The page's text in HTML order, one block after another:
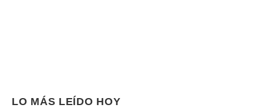
LO MÁS LEÍDO HOY